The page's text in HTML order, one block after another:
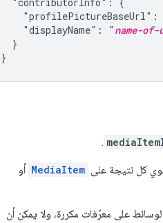
"profilePictureBaseUrl":
    "displayName": "
name-of-
  }
}
.
كل نتيجة على MediaItem أو
هو 50. قائمة يجب ألا تحتوي عناصر الوسائط على معرّفات مكررة، ولا يمكن أن